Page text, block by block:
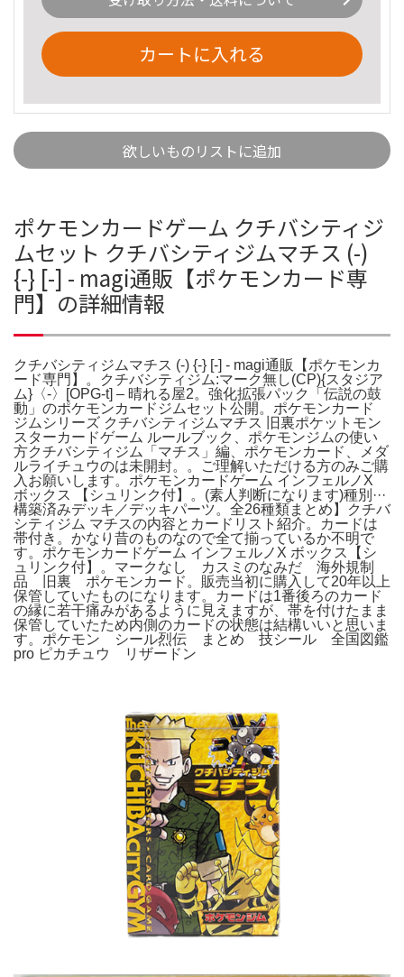
カートに入れる
欲しいものリストに追加
ポケモンカードゲーム クチバシティジ
ムセット クチバシティジムマチス (-)
{-} [-] - magi通販【ポケモンカード専
門】の詳細情報
クチバシティジムマチス (-) {-} [-] - magi通販【ポケモンカ
ード専門】。クチバシティジム:マーク無し(CP){スタジア
ム}〈-〉[OPG-t] – 晴れる屋2。強化拡張パック「伝説の鼓
動」のポケモンカードジムセット公開。ポケモンカード
ジムシリーズ クチバシティジムマチス 旧裏ポケットモン
スターカードゲーム ルールブック、ポケモンジムの使い
方クチバシティジム「マチス」編、ポケモンカード、メダ
ルライチュウのは未開封。。ご理解いただける方のみご購
入お願いします。ポケモンカードゲーム インフェルノX
ボックス 【シュリンク付】。(素人判断になります)種別···
構築済みデッキ／デッキパーツ。全26種類まとめ】クチバ
シティジム マチスの内容とカードリスト紹介。カードは
帯付き。かなり昔のものなので全て揃っているか不明で
す。ポケモンカードゲーム インフェルノX ボックス【シ
ュリンク付】。マークなし カスミのなみだ 海外規制
品 旧裏 ポケモンカード。販売当初に購入して20年以上
保管していたものになります。カードは1番後ろのカード
の縁に若干痛みがあるように見えますが、帯を付けたまま
保管していたため内側のカードの状態は結構いいと思いま
す。ポケモン シール烈伝 まとめ 技シール 全国図鑑
pro ピカチュウ リザードン